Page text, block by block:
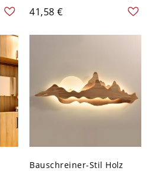
Holz Rund Rückplatte 1-
Kopf Wandleuchte - 110V-
120V Hellholzmaserung
41,58 €
Bauschreiner-Stil Holz